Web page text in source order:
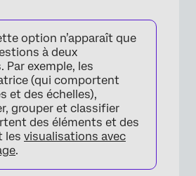
×
option n’apparaît que
à deux
Par exemple, les
(qui comportent
et des échelles),
grouper et classifier
des éléments et des
les visualisations avec
.